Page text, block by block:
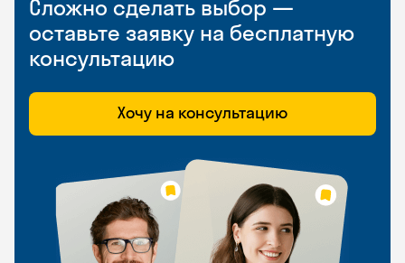
Сложно сделать выбор —
оставьте заявку на бесплатную
консультацию
Хочу на консультацию